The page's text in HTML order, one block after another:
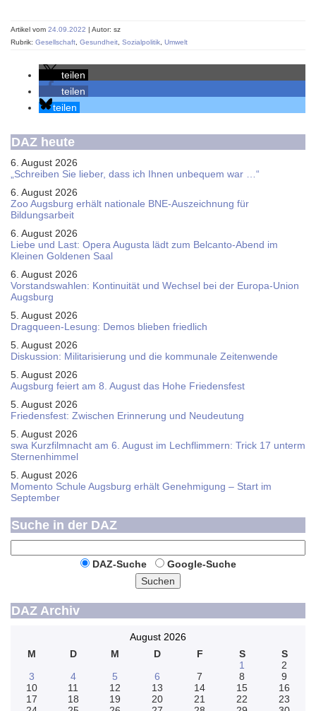
Artikel vom 24.09.2022 | Autor: sz
Rubrik: Gesellschaft Gesundheit Sozialpolitik Umwelt
teilen
teilen
teilen
DAZ heute
6. August 2026
„Schreiben Sie lieber, dass ich Ihnen unbequem war …“
6. August 2026
Zoo Augsburg erhält nationale BNE-Auszeichnung für
Bildungsarbeit
6. August 2026
Liebe und Last: Opera Augusta lädt zum Belcanto-Abend im
Kleinen Goldenen Saal
6. August 2026
Vorstandswahlen: Kontinuität und Wechsel bei der Europa-Union
Augsburg
5. August 2026
Dragqueen-Lesung: Demos blieben friedlich
5. August 2026
Diskussion: Mi­li­ta­ri­sie­rung und die kommunale Zeitenwende
5. August 2026
Augsburg feiert am 8. August das Hohe Friedensfest
5. August 2026
Friedensfest: Zwischen Erinnerung und Neudeutung
5. August 2026
swa Kurz­film­nacht am 6. August im Lech­flim­mern: Trick 17 unterm
Sternen­himmel
5. August 2026
Momento Schule Augsburg erhält Genehmigung – Start im
September
Suche in der DAZ
DAZ-Suche
Google-Suche
Suchen
DAZ Archiv
August 2026
M
D M D F S
S
1
2
3
4 5 6 7 8
9
10
11 12 13 14 15
16
17
18 19 20 21 22
23